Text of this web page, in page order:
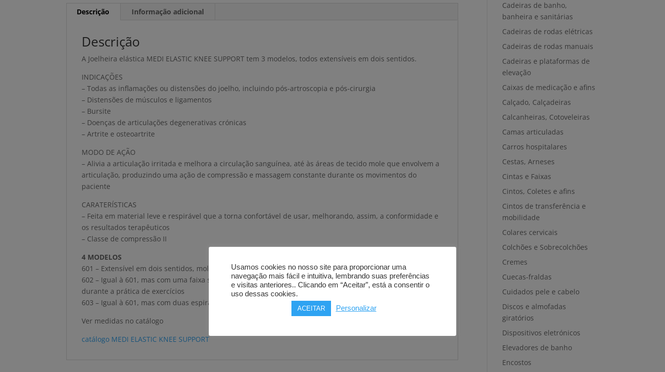
Descrição Informação adicional
Descrição
A Joelheira elástica MEDI ELASTIC KNEE SUPPORT tem 3 modelos, todos extensíveis em dois sentidos.
INDICAÇÕES
– Todas as inflamações ou distensões do joelho, incluindo pós-artroscopia e pós-cirurgia
– Distensões de músculos e ligamentos
– Bursite
– Doenças de articulações degenerativas crónicas
– Artrite e osteoartrite
MODO DE AÇÃO
– Alivia a articulação irritada e melhora a circulação sanguínea, até às áreas de tecido mole que envolvem a
articulação, produzindo uma ação de compressão e massagem constante durante os movimentos do
paciente
CARATERÍSTICAS
– Feita em material leve e respirável que a torna confortável de usar, melhorando, assim, a conformidade e
os resultados terapêuticos
– Classe de compressão II
4 MODELOS
601 – Extensível em dois sentidos, moldada anatomicamente
602 – Igual à 601, mas com uma faixa superior com pontos de silicone, que previne a migração mesmo
durante a prática de exercícios
603 – Igual à 601, mas com duas espirais em aço mediais e laterais
Ver medidas no catálogo
catálogo MEDI ELASTIC KNEE SUPPORT
Cadeiras de banho,
banheira e sanitárias
Cadeiras de rodas elétricas
Cadeiras de rodas manuais
Cadeiras e plataformas de
elevação
Caixas de medicação e afins
Calçado, Calçadeiras
Calcanheiras, Cotoveleiras
Camas articuladas
Carros hospitalares
Cestas, Arneses
Cintas e Faixas
Cintos, Coletes e afins
Cintos de transferência e
mobilidade
Colares cervicais
Colchões e Sobrecolchões
Cremes
Cuecas-fraldas
Cuidados pele e cabelo
Discos e almofadas
giratórios
Dispositivos eletrónicos
Elevadores de banho
Encostos
Usamos cookies no nosso site para proporcionar uma
navegação mais fácil e intuitiva, lembrando suas preferências
e visitas anteriores.. Clicando em “Aceitar”, está a consentir o
uso dessas cookies.
ACEITAR Personalizar